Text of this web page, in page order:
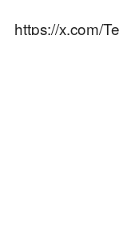
https://x.com/